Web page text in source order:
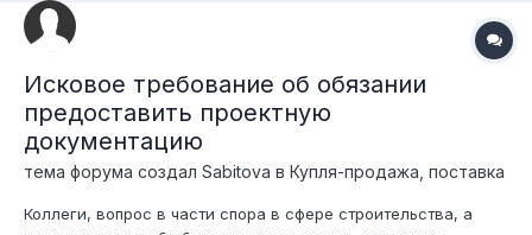
Исковое требование об обязании
предоставить проектную
документацию
тема форума создал Sabitova в Купля-продажа, поставка
Коллеги, вопрос в части спора в сфере строительства, а